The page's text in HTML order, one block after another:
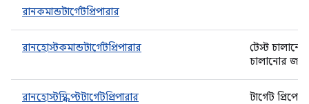
রানকমান্ডটার্গেটপ্রিপারার
রানহোস্টকমান্ডটার্গেটপ্রিপারার
টেস্ট
চালানোর জন্য
রানহোস্টস্ক্রিপ্টটার্গেটপ্রিপারার
টার্গেট